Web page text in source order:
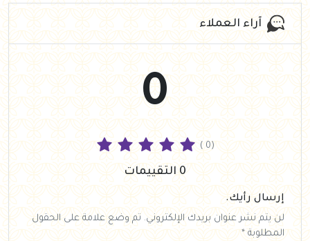
آراء العملاء
0
( 0)
0 التقييمات
إرسال رأيك.
لن يتم نشر عنوان بريدك الإلكتروني. تم وضع علامة على الحقول
المطلوبة *